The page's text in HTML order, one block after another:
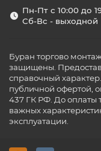
Пн-Пт с 10:00 до
Сб-Вс - выходной
Буран торгово
защищены.
справочный
публичной офертой,
437 ГК РФ. До оплаты
важных
эксплуатации.